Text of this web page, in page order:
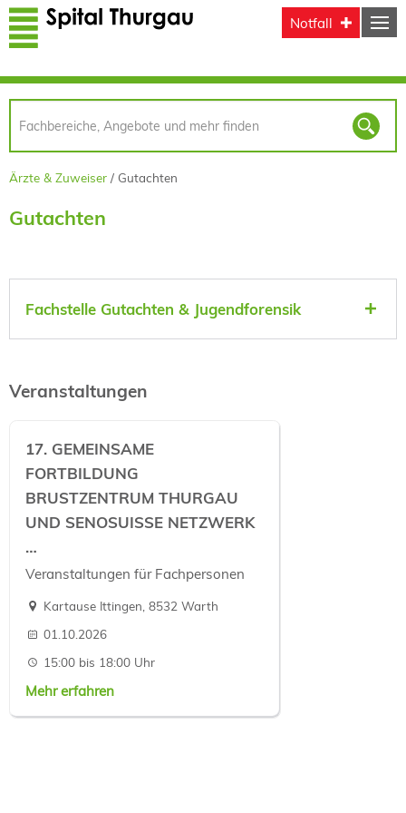
Direkt zum Inhalt
Notfall
Ärzte & Zuweiser Gutachten
Gutachten
Fachstelle Gutachten & Jugendforensik
Veranstaltungen
17. GEMEINSAME
FORTBILDUNG
BRUSTZENTRUM THURGAU
UND SENOSUISSE NETZWERK
…
Veranstaltungen für Fachpersonen
Kartause Ittingen, 8532 Warth
01.10.2026
15:00 bis 18:00 Uhr
Mehr erfahren